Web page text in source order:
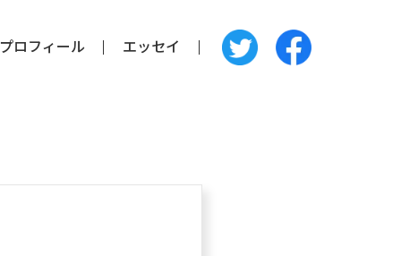
プロフィール エッセイ